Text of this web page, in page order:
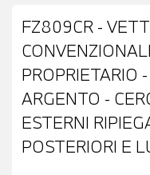
FZ809CR -
PROPRIETARIO
ARGENTO -
ESTERNI
POSTERIORI E